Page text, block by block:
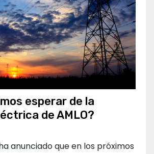
esperar de la
de AMLO?
anunciado que en los próximos